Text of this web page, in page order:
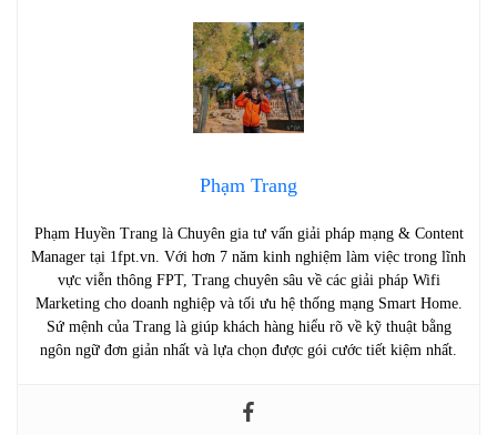
Phạm Trang
Phạm Huyền Trang là Chuyên gia tư vấn giải pháp mạng & Content
Manager tại 1fpt.vn. Với hơn 7 năm kinh nghiệm làm việc trong lĩnh
vực viễn thông FPT, Trang chuyên sâu về các giải pháp Wifi
Marketing cho doanh nghiệp và tối ưu hệ thống mạng Smart Home.
Sứ mệnh của Trang là giúp khách hàng hiểu rõ về kỹ thuật bằng
ngôn ngữ đơn giản nhất và lựa chọn được gói cước tiết kiệm nhất.